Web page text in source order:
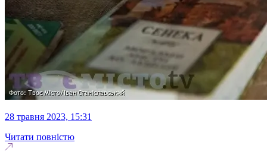
28 травня 2023, 15:31
Читати повністю